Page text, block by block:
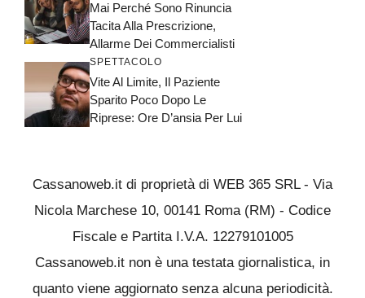
Mai Perché Sono Rinuncia
Tacita Alla Prescrizione,
Allarme Dei Commercialisti
SPETTACOLO
Vite Al Limite, Il Paziente
Sparito Poco Dopo Le
Riprese: Ore D’ansia Per Lui
Cassanoweb.it di proprietà di WEB 365 SRL - Via
Nicola Marchese 10, 00141 Roma (RM) - Codice
Fiscale e Partita I.V.A. 12279101005
Cassanoweb.it non è una testata giornalistica, in
quanto viene aggiornato senza alcuna periodicità.